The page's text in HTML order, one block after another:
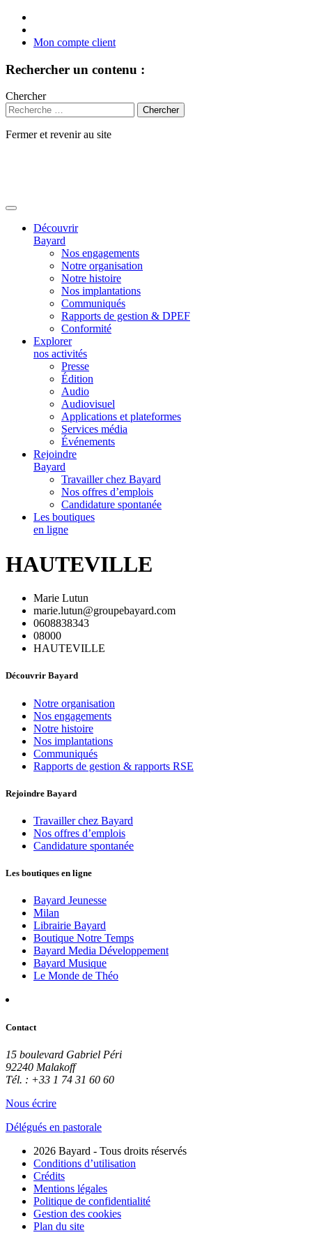
Mon compte client
Rechercher un contenu :
Chercher
Fermer et revenir au site
Découvrir
Bayard
Nos engagements
Notre organisation
Notre histoire
Nos implantations
Communiqués
Rapports de gestion & DPEF
Conformité
Explorer
nos activités
Presse
Édition
Audio
Audiovisuel
Applications et plateformes
Services média
Événements
Rejoindre
Bayard
Travailler chez Bayard
Nos offres d’emplois
Candidature spontanée
Les boutiques
en ligne
HAUTEVILLE
Marie Lutun
marie.lutun@groupebayard.com
0608838343
08000
HAUTEVILLE
Découvrir Bayard
Notre organisation
Nos engagements
Notre histoire
Nos implantations
Communiqués
Rapports de gestion & rapports RSE
Rejoindre Bayard
Travailler chez Bayard
Nos offres d’emplois
Candidature spontanée
Les boutiques en ligne
Bayard Jeunesse
Milan
Librairie Bayard
Boutique Notre Temps
Bayard Media Développement
Bayard Musique
Le Monde de Théo
Contact
15 boulevard Gabriel Péri
92240 Malakoff
Tél. : +33 1 74 31 60 60
Nous écrire
Délégués en pastorale
2026 Bayard - Tous droits réservés
Conditions d’utilisation
Crédits
Mentions légales
Politique de confidentialité
Gestion des cookies
Plan du site